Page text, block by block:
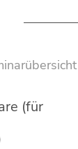
(für